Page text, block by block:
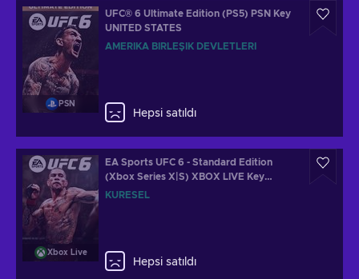
PSN
UFC® 6 Ultimate Edition (PS5) PSN Key
UNITED STATES
AMERIKA BIRLEŞIK DEVLETLERI
Hepsi satıldı
Xbox Live
EA Sports UFC 6 - Standard Edition
(Xbox Series X|S) XBOX LIVE Key
GLOBAL
KÜRESEL
Hepsi satıldı